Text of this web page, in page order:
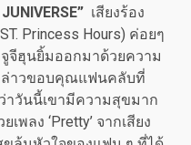
เสียงร้อง
Princess Hours) ค่อยๆ
จีฮุนยิ้มออกมาด้วยความ
ล่าวขอบคุณแฟนคลับที่
าวันนี้เขามีความสุขมาก
พลง ‘Pretty’ จากเสียง